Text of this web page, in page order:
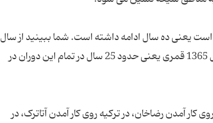
که سال وفات ایشان است یعنی ده سال ادامه داشته است. شما ببینید از سال
1339 قمری که مرجعیت ایشان آغاز می شود ( حدود 1300 شمسی ) تا سال 1365 قمری یعنی حدود 25 سال در تمام این دوران در
آمدن رضاخان، در ترکیه روی کار آمدن آتاترک، در